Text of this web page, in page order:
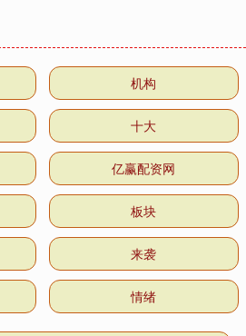
机构
十大
亿赢配资网
板块
来袭
情绪